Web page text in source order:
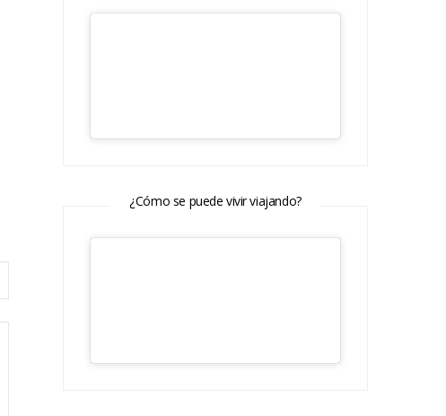
¿Cómo se puede vivir viajando?